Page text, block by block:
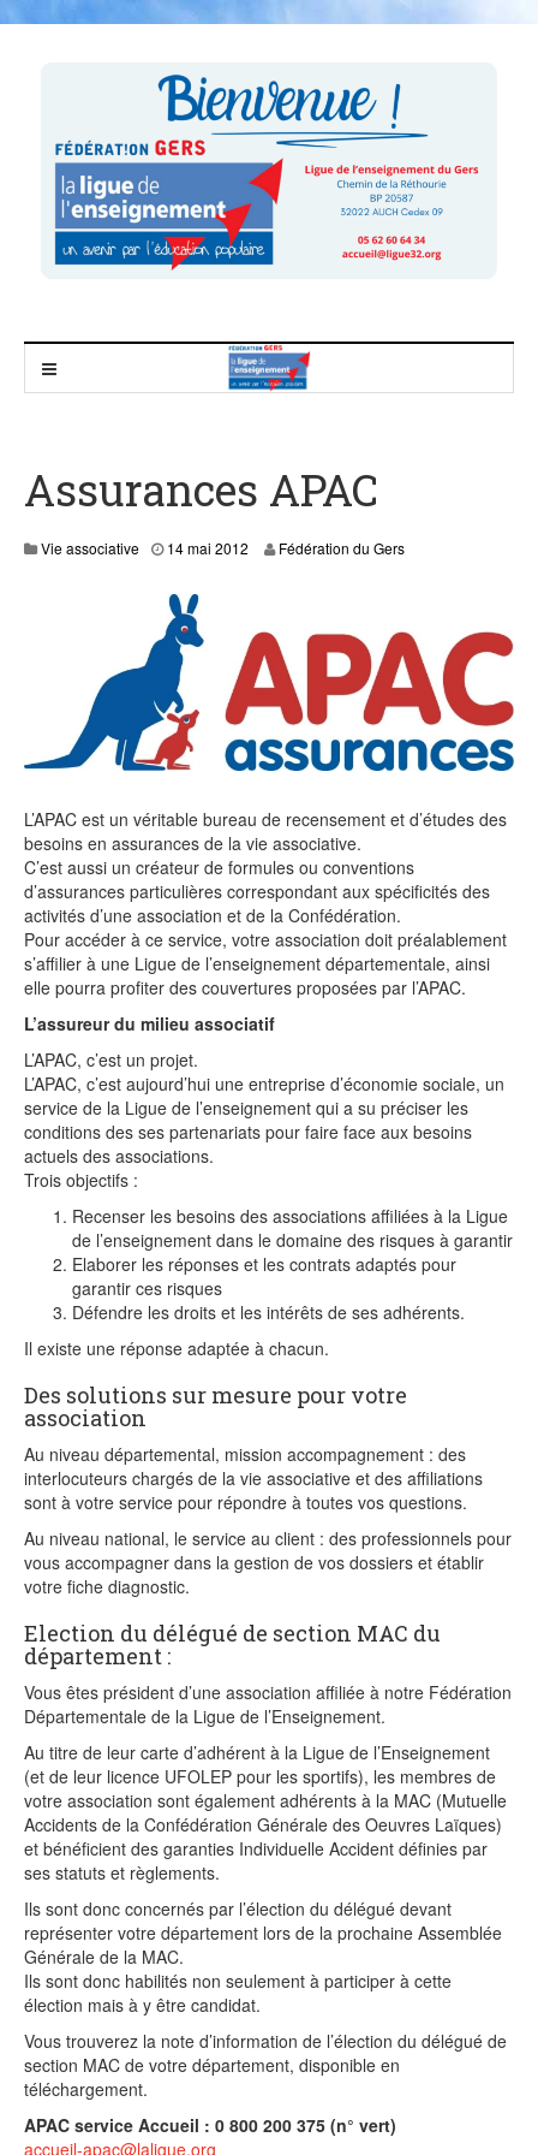
Assurances APAC
Vie associative 14 mai 2012
,
0
1
Fédération du Gers
L’APAC est un véritable bureau de recensement et d’études des
besoins en assurances de la vie associative.
C’est aussi un créateur de formules ou conventions
d’assurances particulières correspondant aux spécificités des
activités d’une association et de la Confédération.
Pour accéder à ce service, votre association doit préalablement
s’affilier à une Ligue de l’enseignement départementale, ainsi
elle pourra profiter des couvertures proposées par l’APAC.
L’assureur du milieu associatif
L’APAC, c’est un projet.
L’APAC, c’est aujourd’hui une entreprise d’économie sociale, un
service de la Ligue de l’enseignement qui a su préciser les
conditions des ses partenariats pour faire face aux besoins
actuels des associations.
Trois objectifs :
Recenser les besoins des associations affiliées à la Ligue
de l’enseignement dans le domaine des risques à garantir
Elaborer les réponses et les contrats adaptés pour
garantir ces risques
Défendre les droits et les intérêts de ses adhérents.
Il existe une réponse adaptée à chacun.
Des solutions sur mesure pour votre
association
Au niveau départemental, mission accompagnement : des
interlocuteurs chargés de la vie associative et des affiliations
sont à votre service pour répondre à toutes vos questions.
Au niveau national, le service au client : des professionnels pour
vous accompagner dans la gestion de vos dossiers et établir
votre fiche diagnostic.
Election du délégué de section MAC du
département :
Vous êtes président d’une association affiliée à notre Fédération
Départementale de la Ligue de l’Enseignement.
Au titre de leur carte d’adhérent à la Ligue de l’Enseignement
(et de leur licence UFOLEP pour les sportifs), les membres de
votre association sont également adhérents à la MAC (Mutuelle
Accidents de la Confédération Générale des Oeuvres Laïques)
et bénéficient des garanties Individuelle Accident définies par
ses statuts et règlements.
Ils sont donc concernés par l’élection du délégué devant
représenter votre département lors de la prochaine Assemblée
Générale de la MAC.
Ils sont donc habilités non seulement à participer à cette
élection mais à y être candidat.
Vous trouverez la note d’information de l’élection du délégué de
section MAC de votre département, disponible en
téléchargement.
APAC service Accueil : 0 800 200 375 (n° vert)
accueil-apac@laligue.org